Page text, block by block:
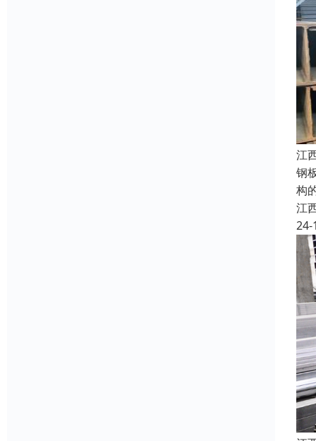
江
钢
构
江
24-